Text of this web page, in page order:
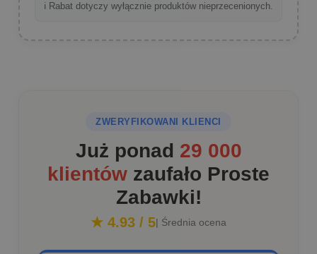
ℹ️ Rabat dotyczy wyłącznie produktów nieprzecenionych.
ZWERYFIKOWANI KLIENCI
Już ponad 29 000
klientów zaufało Proste
Zabawki!
★ 4.93 / 5| Średnia ocena